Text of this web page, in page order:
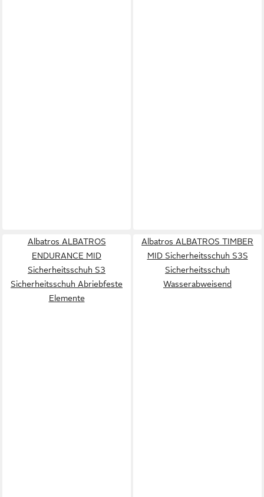
Albatros ALBATROS
ENDURANCE MID
Sicherheitsschuh S3
Sicherheitsschuh Abriebfeste
Elemente
Albatros ALBATROS TIMBER
MID Sicherheitsschuh S3S
Sicherheitsschuh
Wasserabweisend